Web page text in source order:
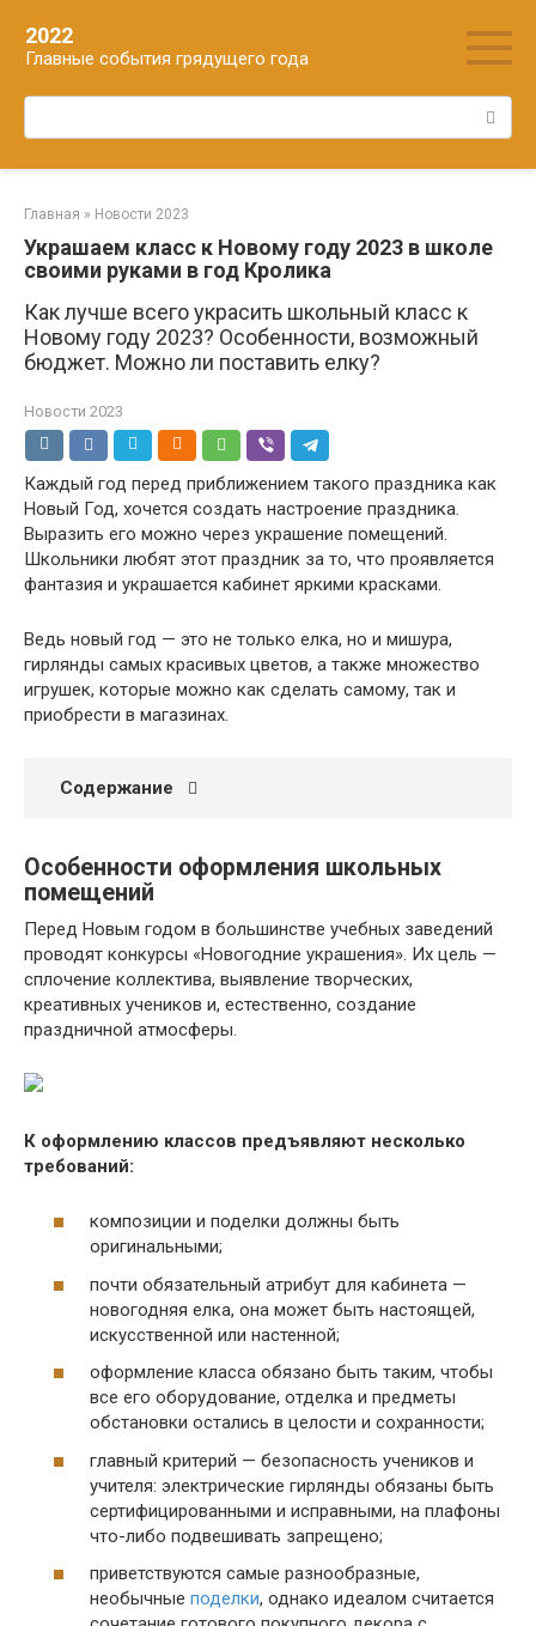
контенту
2022
Главные события грядущего года
Главная » Новости 2023
Украшаем класс к Новому году 2023 в школе
своими руками в год Кролика
Как лучше всего украсить школьный класс к
Новому году 2023? Особенности, возможный
бюджет. Можно ли поставить елку?
Новости 2023
Каждый год перед приближением такого праздника как
Новый Год, хочется создать настроение праздника.
Выразить его можно через украшение помещений.
Школьники любят этот праздник за то, что проявляется
фантазия и украшается кабинет яркими красками.
Ведь новый год — это не только елка, но и мишура,
гирлянды самых красивых цветов, а также множество
игрушек, которые можно как сделать самому, так и
приобрести в магазинах.
Содержание
Особенности оформления школьных
помещений
Перед Новым годом в большинстве учебных заведений
проводят конкурсы «Новогодние украшения». Их цель —
сплочение коллектива, выявление творческих,
креативных учеников и, естественно, создание
праздничной атмосферы.
К оформлению классов предъявляют несколько
требований:
композиции и поделки должны быть
оригинальными;
почти обязательный атрибут для кабинета —
новогодняя елка, она может быть настоящей,
искусственной или настенной;
оформление класса обязано быть таким, чтобы
все его оборудование, отделка и предметы
обстановки остались в целости и сохранности;
главный критерий — безопасность учеников и
учителя: электрические гирлянды обязаны быть
сертифицированными и исправными, на плафоны
что-либо подвешивать запрещено;
приветствуются самые разнообразные,
необычные поделки, однако идеалом считается